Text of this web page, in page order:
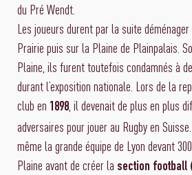
du Pré Wendt.
Les joueurs durent par la suite
Prairie puis sur la Plaine de Plainpalais.
Plaine, ils furent toutefois condamnés à
durant l’exposition nationale. Lors de la
club en 1898 , il devenait de plus en plus
adversaires pour jouer au Rugby en
même la grande équipe de Lyon devant
Plaine avant de créer la section football